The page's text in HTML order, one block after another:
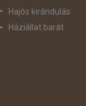
Hajós kirándulás
Háziállat barát